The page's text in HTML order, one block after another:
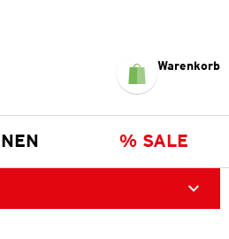
Warenkorb
% SALE